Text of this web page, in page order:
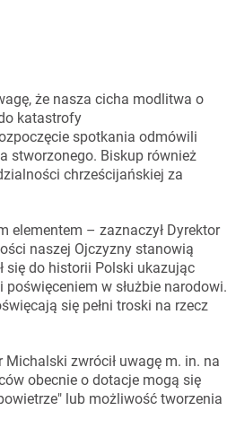
że nasza cicha modlitwa o
katastrofy
spotkania odmówili
stworzonego. Biskup również
chrześcijańskiej za
elementem – zaznaczył Dyrektor
naszej Ojczyzny stanowią
się do historii Polski ukazując
w służbie narodowi.
się pełni troski na rzecz
zwrócił uwagę m. in. na
obecnie o dotacje mogą się
lub możliwość tworzenia